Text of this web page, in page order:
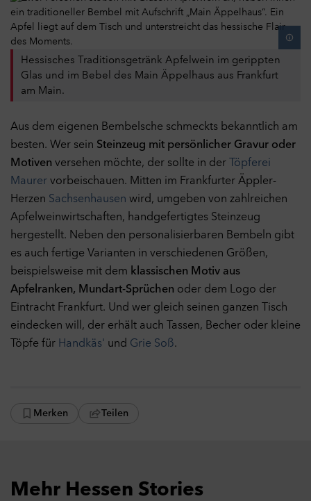
Hessisches Traditionsgetränk Apfelwein im gerippten
Glas und im Bebel des Main Äppelhaus aus Frankfurt
am Main.
Aus dem eigenen Bembelsche schmeckts bekanntlich am
besten. Wer sein Steinzeug mit persönlicher Gravur oder
Motiven versehen möchte, der sollte in der
Töpferei
Maurer vorbeischauen. Mitten im Frankfurter Äppler-
Herzen Sachsenhausen wird, umgeben von zahlreichen
Apfelweinwirtschaften, handgefertigtes Steinzeug
hergestellt. Neben den personalisierbaren Bembeln gibt
es auch fertige Varianten in verschiedenen Größen,
beispielsweise mit dem klassischen Motiv aus
Apfelranken, Mundart-Sprüchen oder dem Logo der
Eintracht Frankfurt. Und wer gleich seinen ganzen Tisch
eindecken will, der erhält auch Tassen, Becher oder kleine
Töpfe für Handkäs' und Grie Soß.
Merken Teilen
Mehr Hessen Stories
5
891
Optimierung unserer Website durch Auswertung der von uns
durchgeführten Kampagnen.
Cookies
Marketing
Marketing-Cookies werden verwendet, um Besuchern auf
Webseiten zu folgen und dadurch den Erfolg von Marketing-
Kampagnen zu messen und Anzeigen optimaler auszuspielen.
das Verhalten und die Interaktion von Nutzern ausgewertet,
nachdem sie auf eine Anzeige geklickt haben und auf unserer
Cookies
Externe Inhalte
Aus
Diese Website kann Inhalte und Medien von externen Seiten
wie bspw. YouTube anzeigen. Dabei werden Cookies von
externen Seiten gespeichert.
Cookies
Auswahl übernehmen
Alle Cookies akzeptieren